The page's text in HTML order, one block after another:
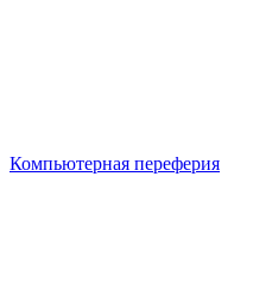
Компьютерная переферия